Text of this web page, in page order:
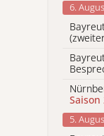
6.
Saison
5.